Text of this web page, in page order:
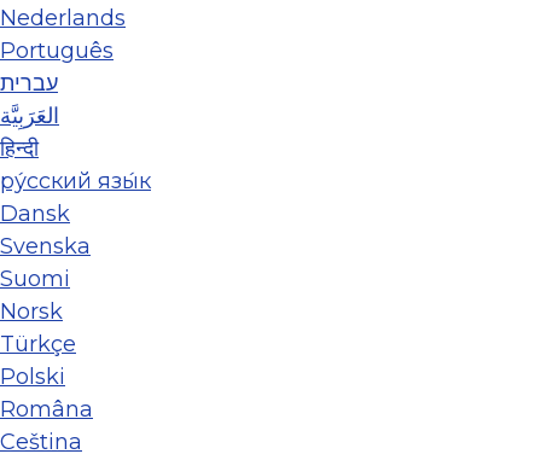
Nederlands
Português
עברית
العَرَبِيَّة
हिन्दी
ру́сский язы́к
Dansk
Svenska
Suomi
Norsk
Türkçe
Polski
Româna
Ceština